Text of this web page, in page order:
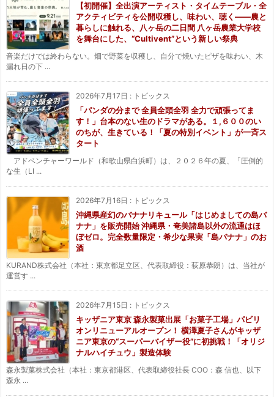
【初開催】全出演アーティスト・タイムテーブル・全
アクティビティを公開収穫し、味わい、聴く——農と
暮らしに触れる、八ヶ岳の二日間 八ヶ岳農業大学校
を舞台にした、“Cultivent”という新しい祭典
音楽だけでは終わらない。畑で野菜を収穫し、自分で焼いたピザを味わい、木
漏れ日の下 ...
2026年7月17日 : トピックス
「パンダの分まで 全員全頭全羽 全力で頑張ってま
す！」台本のない生のドラマがある。１,６００のい
のちが、生きている！「夏の特別イベント」が一斉ス
タート
アドベンチャーワールド（和歌山県白浜町）は、２０２６年の夏、「圧倒的
な生（LI ...
2026年7月16日 : トピックス
沖縄県産幻のバナナリキュール「はじめましての島バ
ナナ」を販売開始 沖縄県・奄美諸島以外の流通はほ
ぼゼロ。完全数量限定・希少な果実「島バナナ」のお
酒
KURAND株式会社（本社：東京都足立区、代表取締役：荻原恭朗）は、当社が
運営す ...
2026年7月15日 : トピックス
キッザニア東京 森永製菓出展「お菓子工場」パビリ
オンリニューアルオープン！ 横澤夏子さんがキッザ
ニア東京の“スーパーバイザー役”に初挑戦！「オリジ
ナルハイチュウ」製造体験
森永製菓株式会社（本社：東京都港区、代表取締役社長 COO：森 信也、以下
森永 ...